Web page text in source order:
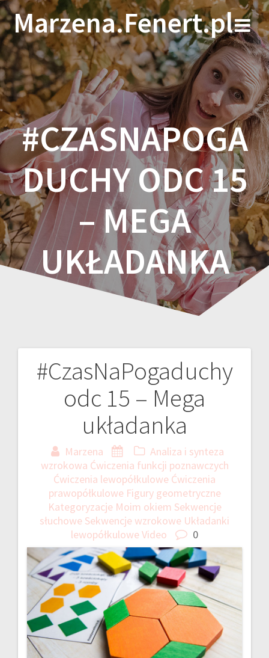
Skip
to
content
Marzena.Fenert.pl
#CZASNAPOGA
DUCHY ODC 15
– MEGA
UKŁADANKA
#CzasNaPogaduchy
odc 15 – Mega
układanka
Marzena
Analiza i synteza
wzrokowa Ćwiczenia funkcji poznawczych
Ćwiczenia lewopółkulowe Ćwiczenia
prawopółkulowe Figury geometryczne
Kategoryzacje Moim okiem Sekwencje
słuchowe Sekwencje wzrokowe Układanki
lewopółkuloweVideo 0
Nawigacja
wpisu